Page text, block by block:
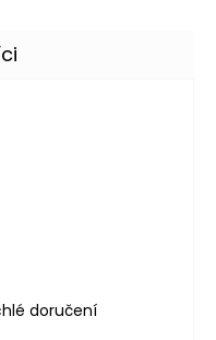
je 5 z 5 hvězdiček.
je 5 z 5 hvězdiček.
doručení